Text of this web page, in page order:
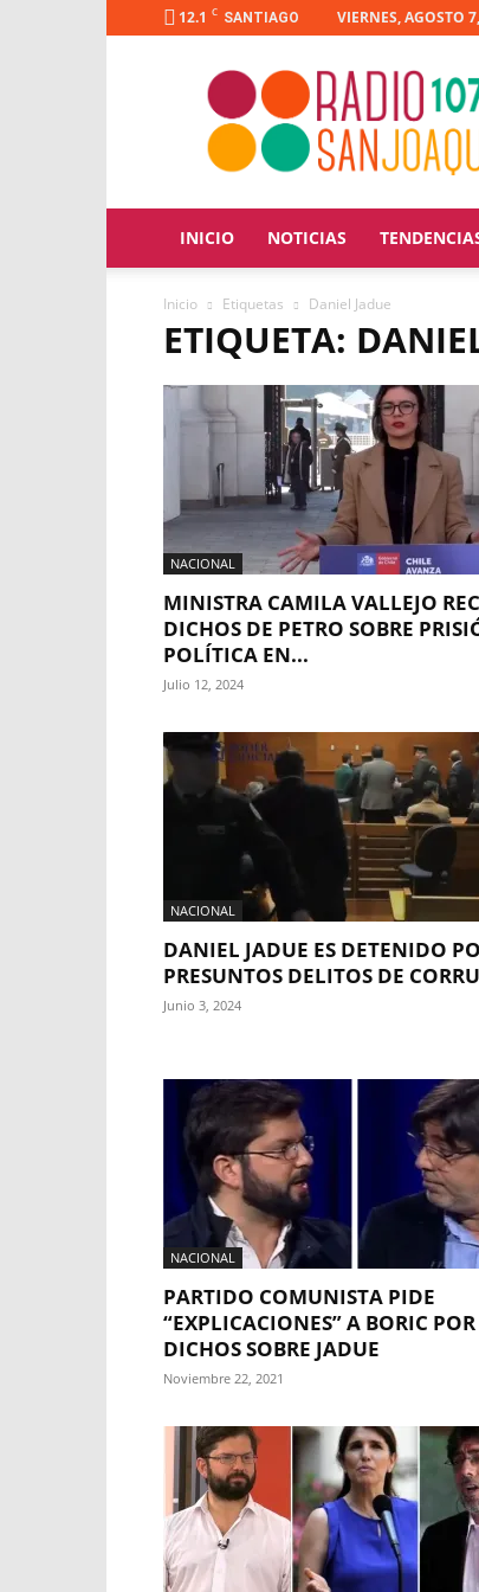
12.1 C SANTIAGO VIERNES, AGOSTO
Radio
Joaquín
INICIO NOTICIAS
Inicio Etiquetas Daniel Jadue
ETIQUETA:
NACIONAL
MINISTRA CAMILA VALLEJO
DICHOS DE PETRO SOBRE
POLÍTICA EN...
Julio 12, 2024
NACIONAL
DANIEL JADUE ES DETENIDO
PRESUNTOS DELITOS DE
Junio 3, 2024
NACIONAL
PARTIDO COMUNISTA PIDE
“EXPLICACIONES” A BORIC POR
DICHOS SOBRE JADUE
Noviembre 22, 2021